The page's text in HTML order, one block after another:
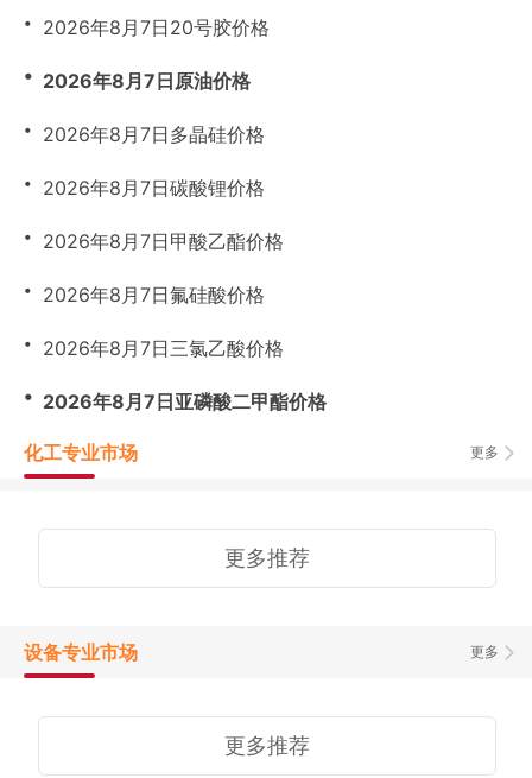
・ 2026年8月7日20号胶价格
・ 2026年8月7日原油价格
・ 2026年8月7日多晶硅价格
・ 2026年8月7日碳酸锂价格
・ 2026年8月7日甲酸乙酯价格
・ 2026年8月7日氟硅酸价格
・ 2026年8月7日三氯乙酸价格
・ 2026年8月7日亚磷酸二甲酯价格
更多
化工专业市场
更多推荐
更多
设备专业市场
更多推荐